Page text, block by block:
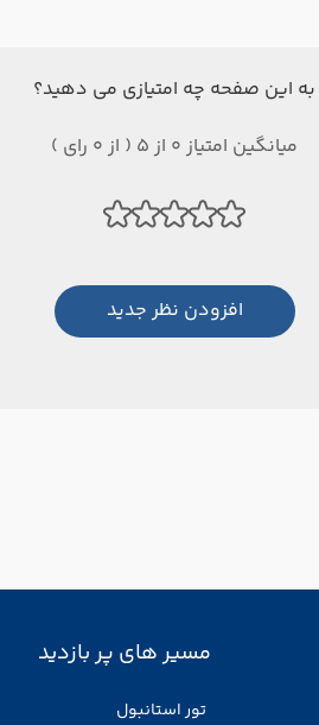
به این صفحه چه امتیازی می دهید؟
میانگین امتیاز 0 از 5 ( از 0 رای )
افزودن نظر جدید
مسیر های پر بازدید
تور استانبول